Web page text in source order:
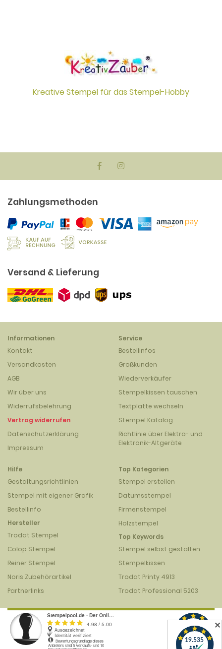
Kreative Stempel für das Stempel-Hobby
Zahlungsmethoden
Versand & Lieferung
Informationen
Kontakt
Versandkosten
AGB
Wir über uns
Widerrufsbelehrung
Vertrag widerrufen
Datenschutzerklärung
Impressum
Service
Bestellinfos
Großkunden
Wiederverkäufer
Stempelkissen tauschen
Textplatte wechseln
Stempel Katalog
Richtlinie über Elektro- und
Elektronik-Altgeräte
Hilfe
Gestaltungsrichtlinien
Stempel mit eigener Grafik
Bestellinfo
Hersteller
Trodat Stempel
Colop Stempel
Reiner Stempel
Noris Zubehörartikel
Partnerlinks
Top Kategorien
Stempel erstellen
Datumsstempel
Firmenstempel
Holzstempel
Top Keywords
Stempel selbst gestalten
Stempelkissen
Trodat Printy 4913
Trodat Professional 5203
✕